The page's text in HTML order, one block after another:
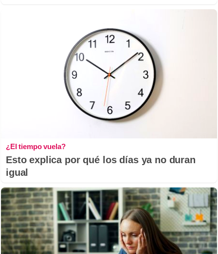
¿El tiempo vuela?
Esto explica por qué los días ya no duran
igual